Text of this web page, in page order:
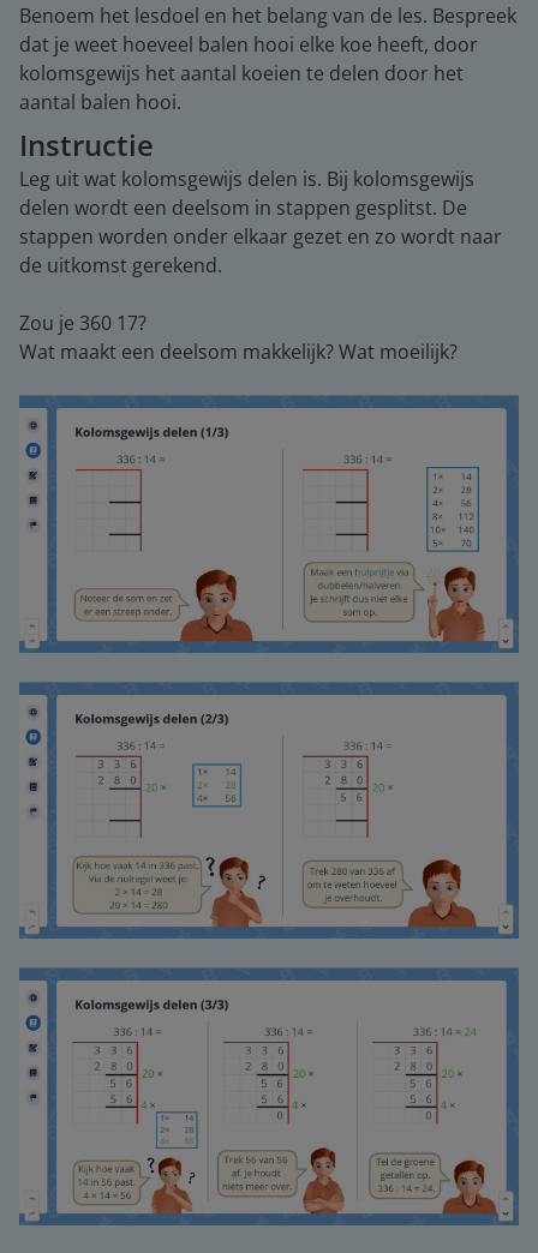
Benoem het lesdoel en het belang van de les. Bespreek
dat je weet hoeveel balen hooi elke koe heeft, door
kolomsgewijs het aantal koeien te delen door het
aantal balen hooi.
Instructie
Leg uit wat kolomsgewijs delen is. Bij kolomsgewijs
delen wordt een deelsom in stappen gesplitst. De
stappen worden onder elkaar gezet en zo wordt naar
de uitkomst gerekend.
Zou je 360 17?
Wat maakt een deelsom makkelijk? Wat moeilijk?